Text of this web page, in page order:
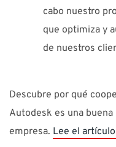
cabo nuestro
que optimiza y
de nuestros
Descubre por qué
Autodesk es una
empresa. Lee el